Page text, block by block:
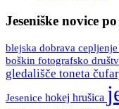
Jeseniške novice
blejska dobrava cepljenje
boškin fotografsko
gledališče toneta
Jesenice hokej hrušica